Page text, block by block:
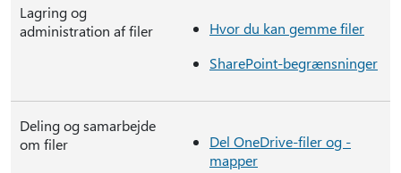
Lagring og
administration af filer
Hvor du kan gemme filer
SharePoint-begrænsninger
Deling og samarbejde
om filer
Del OneDrive-filer og -
mapper